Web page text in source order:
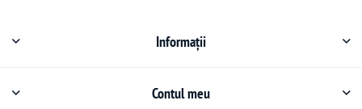
Informații
Contul meu